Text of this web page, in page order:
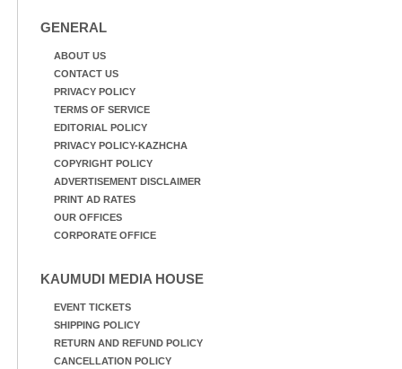
GENERAL
ABOUT US
CONTACT US
PRIVACY POLICY
TERMS OF SERVICE
EDITORIAL POLICY
PRIVACY POLICY-KAZHCHA
COPYRIGHT POLICY
ADVERTISEMENT DISCLAIMER
PRINT AD RATES
OUR OFFICES
CORPORATE OFFICE
KAUMUDI MEDIA HOUSE
EVENT TICKETS
SHIPPING POLICY
RETURN AND REFUND POLICY
CANCELLATION POLICY